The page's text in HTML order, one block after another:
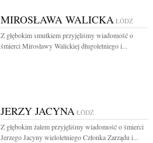
MIROSŁAWA WALICKA ŁÓDŹ
Z głębokim smutkiem przyjęliśmy wiadomość o
śmierci Mirosławy Walickiej długoletniego i...
JERZY JACYNA ŁÓDŹ
Z głębokim żalem przyjęliśmy wiadomość o śmierci
Jerzego Jacyny wieloletniego Członka Zarządu i...